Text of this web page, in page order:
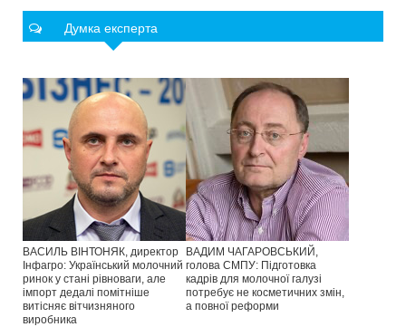
Думка експерта
ВАСИЛЬ ВІНТОНЯК, директор
Інфагро: Український молочний
ринок у стані рівноваги, але
імпорт дедалі помітніше
витісняє вітчизняного
виробника
ВАДИМ ЧАГАРОВСЬКИЙ,
голова СМПУ: Підготовка
кадрів для молочної галузі
потребує не косметичних змін,
а повної реформи